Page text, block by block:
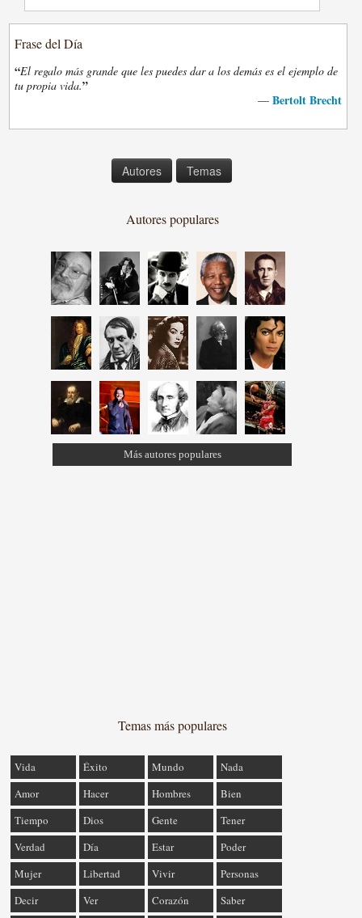
Frase del Día
“El regalo más grande que les puedes dar a los demás es el ejemplo de
tu propia vida.”
— Bertolt Brecht
Autores Temas
Autores populares
Más autores populares
Temas más populares
Vida Éxito Mundo
Nada
Amor
Hacer Hombres
Bien
Tiempo
Dios Gente
Tener
Verdad
Día Estar
Poder
Mujer
Libertad Vivir
Personas
Decir
Ver Corazón Saber